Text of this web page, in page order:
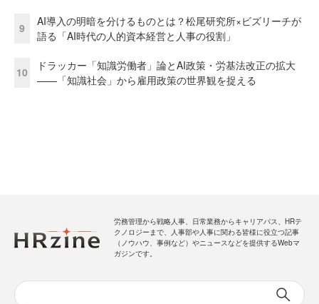
9
AI導入の明暗を分けるものとは？松尾研究所×ビズリーチが
語る「AI時代の人的資本経営と人事の役割」
10
ドラッカー「知識労働者」論とAI政策・労基法改正の拡大
——「知識社会」から雇用政策の世界観を捉える
労務管理から戦略人事、日常業務からキャリアパス、HRテ
クノロジーまで、人事部や人事に関わる皆様に役立つ記事
（ノウハウ、事例など）やニュースなどを提供するWebマ
ガジンです。